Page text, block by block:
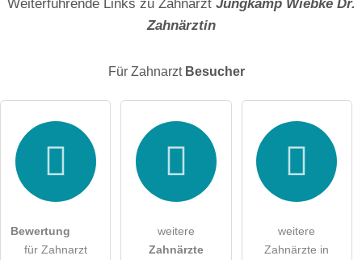
Hiermit akzeptiere ich die .
Die Datenschutzerklärunghabe ich zur Kenntnis genommen.
Zahnärztin
Für Zahnarzt Besucher
Bewertung
für Zahnarzt
weitere
Zahnärzte
weitere
Zahnärzte in